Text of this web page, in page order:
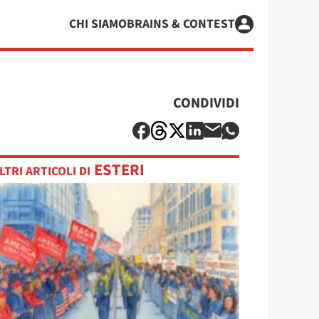
CHI SIAMOBRAINS & CONTEST
CONDIVIDI
ARTICOLI DI ESTERI